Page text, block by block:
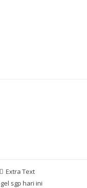
Extra Text
sgp hari ini